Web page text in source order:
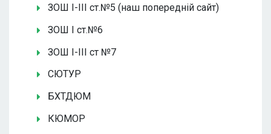
ЗОШ І-ІІІ ст.№5 (наш попередній сайт)
ЗОШ І ст.№6
ЗОШ І-ІІІ ст №7
СЮТУР
БХТДЮМ
КЮМОР